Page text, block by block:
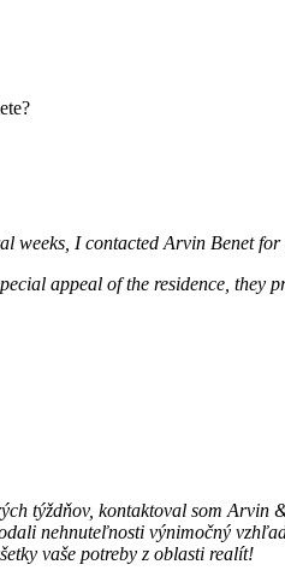
weeks, I contacted Arvin Benet
appeal of the residence, they
týždňov, kontaktoval som
nehnuteľnosti výnimočný
vaše potreby z oblasti realít!